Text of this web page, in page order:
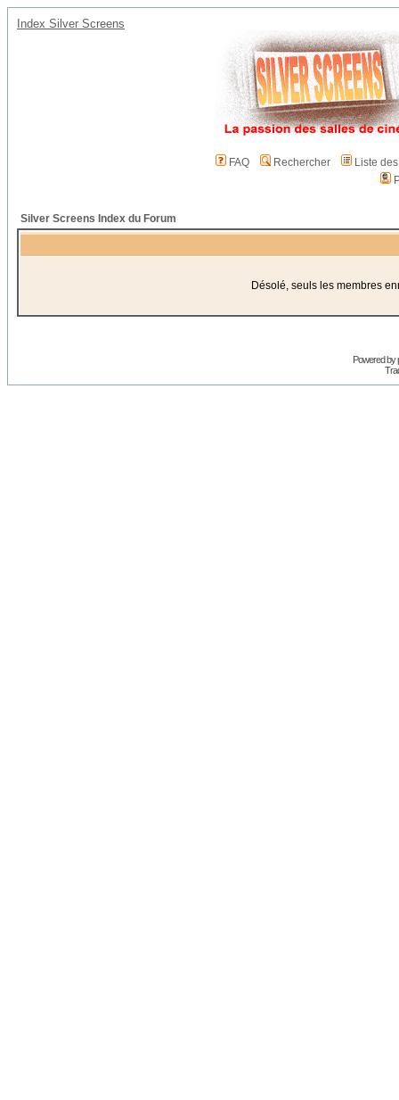
Index Silver Screens
FAQ Rechercher
Liste
Silver Screens Index du Forum
Désolé, seuls les membres
Powered by